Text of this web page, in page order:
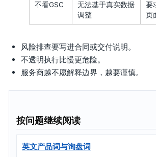
不看GSC
无法基于真实数据
调整
要
页
风险排查要写进合同或交付说明。
不透明执行比慢更危险。
服务商越不愿解释边界，越要谨慎。
按问题继续阅读
英文产品词与询盘词